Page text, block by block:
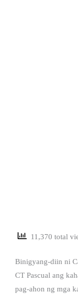
11,370 total
Binigyang-diin ni
CT Pascual ang
pag-ahon ng mga